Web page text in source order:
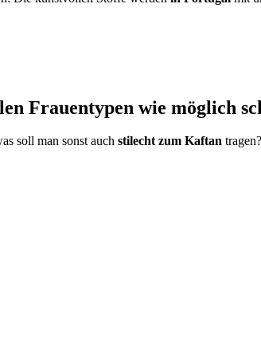
Frauentypen wie möglich
soll man sonst auch stilecht zum Kaftan tragen?